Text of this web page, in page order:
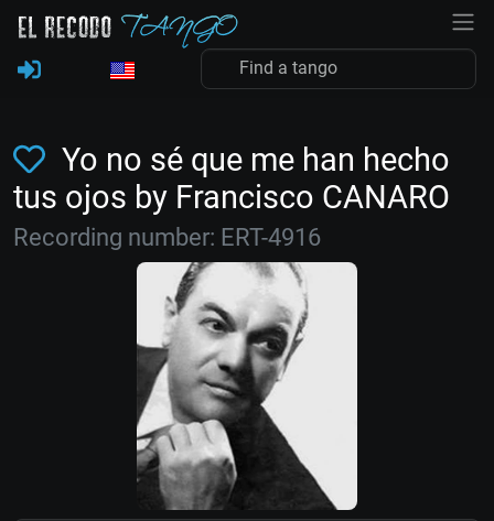
Yo no sé que me han hecho
tus ojos by Francisco CANARO
Recording number: ERT-4916